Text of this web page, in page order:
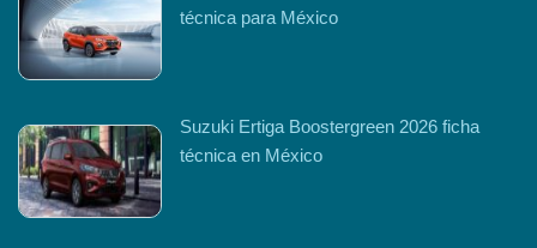
técnica para México
Suzuki Ertiga Boostergreen 2026 ficha
técnica en México